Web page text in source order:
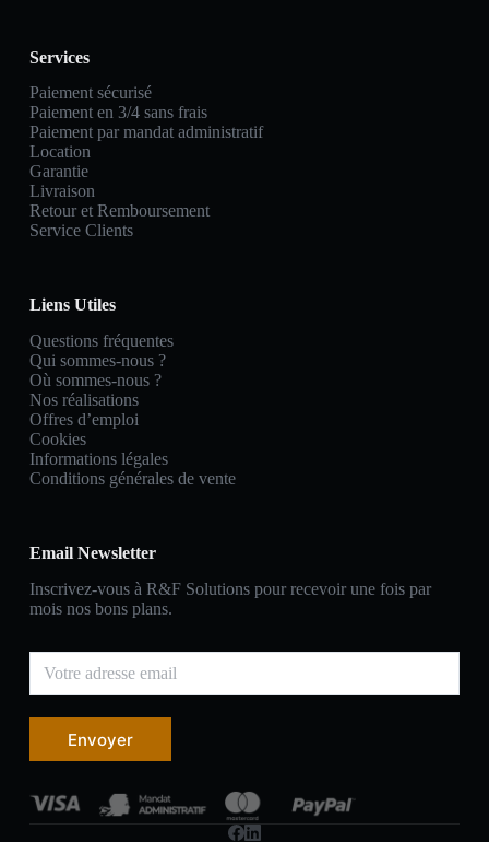
Services
Paiement sécurisé
Paiement en 3/4 sans frais
Paiement par mandat administratif
Location
Garantie
Livraison
Retour et Remboursement
Service Clients
Liens Utiles
Questions fréquentes
Qui sommes-nous ?
Où sommes-nous ?
Nos réalisations
Offres d’emploi
Cookies
Informations légales
Conditions générales de vente
Email Newsletter
Inscrivez-vous à R&F Solutions pour recevoir une fois par
mois nos bons plans.
Envoyer